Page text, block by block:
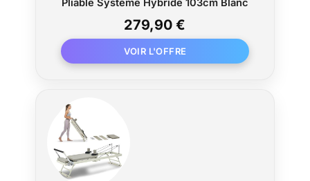
279,90 €